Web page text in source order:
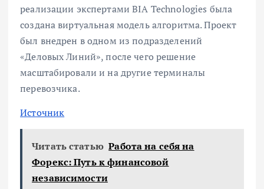
реализации экспертами BIA Technologies была
создана виртуальная модель алгоритма. Проект
был внедрен в одном из подразделений
«Деловых Линий», после чего решение
масштабировали и на другие терминалы
перевозчика.
Источник
Читать статью Работа на себя на
Форекс: Путь к финансовой
независимости